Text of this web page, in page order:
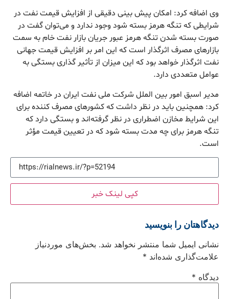
وی اضافه کرد: امکان پیش بینی دقیقی از افزایش قیمت نفت در
شرایطی که تنگه هرمز بسته شود وجود ندارد و می‌توان گفت در
صورت بسته شدن تنگه هرمز عبور جریان بازار نفت خام به سمت
بازارهای مصرف اثرگذار است که این امر بر افزایش قیمت جهانی
نفت اثرگذار خواهد بود که این میزان از تأثیر گذاری بستگی به
عوامل متعددی دارد.
مدیر اسبق امور بین الملل شرکت ملی نفت ایران در خاتمه اضافه
کرد: همچنین باید در نظر داشت که کشورهای مصرف کننده برای
این شرایط مخازن اضطراری در نظر گرفته‌اند و بستگی دارد که
تنگه هرمز برای چه مدت بسته شود که در تعیین قیمت مؤثر
است.
کپی لینک خبر
دیدگاهتان را بنویسید
نشانی ایمیل شما منتشر نخواهد شد. بخش‌های موردنیاز
علامت‌گذاری شده‌اند *
دیدگاه *